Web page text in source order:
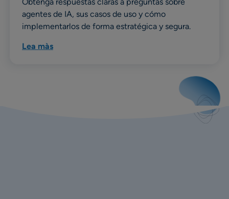
Obtenga respuestas claras a preguntas sobre
agentes de IA, sus casos de uso y cómo
implementarlos de forma estratégica y segura.
Lea màs